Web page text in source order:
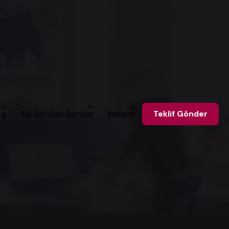
Sık Sorulan Sorular İletişim Teklif Gönder